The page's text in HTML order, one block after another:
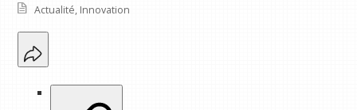
Actualité, Innovation